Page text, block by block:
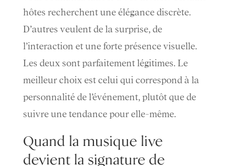
hôtes recherchent une élégance discrète.
D’autres veulent de la surprise, de
l’interaction et une forte présence visuelle.
Les deux sont parfaitement légitimes. Le
meilleur choix est celui qui correspond à la
personnalité de l’événement, plutôt que de
suivre une tendance pour elle-même.
Quand la musique live
devient la signature de